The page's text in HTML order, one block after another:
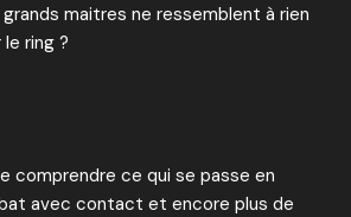
maitres ne ressemblent à rien
ring ?
comprendre ce qui se passe en
avec contact et encore plus de